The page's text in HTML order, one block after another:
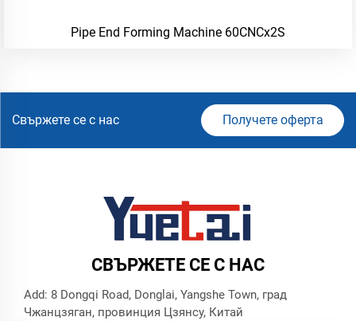
Pipe End Forming Machine 60CNCx2S
Свържете се с нас Получете оферта
СВЪРЖЕТЕ СЕ С НАС
Add: 8 Dongqi Road, Donglai, Yangshe Town, град
Чжанцзяган, провинция Цзянсу, Китай